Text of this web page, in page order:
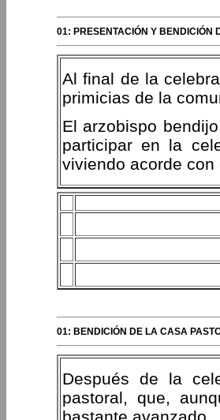
01: PRESENTACIÓN Y BENDICIÓN
Al final de la
primicias de la
El arzobispo
participar en la
viviendo acorde con
01: BENDICIÓN DE LA CASA
Después de la
pastoral, que,